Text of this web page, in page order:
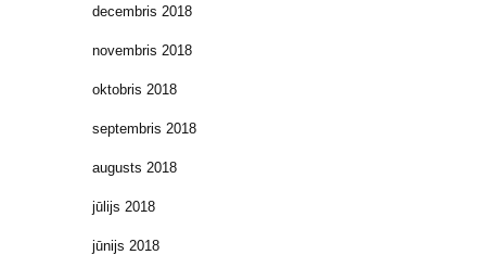
decembris 2018
novembris 2018
oktobris 2018
septembris 2018
augusts 2018
jūlijs 2018
jūnijs 2018